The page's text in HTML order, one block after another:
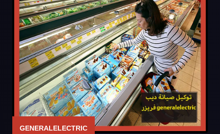
GENERALELECTRIC